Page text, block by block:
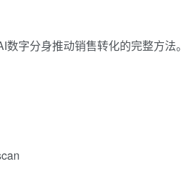
字分身推动销售转化的完整方法。